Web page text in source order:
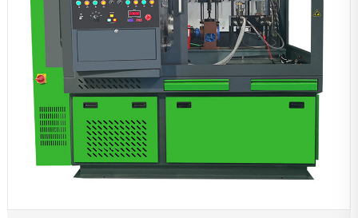
Otros bancos de pruebas
Máquina equilibradora
Productos de protección para automóviles
Equipo de diagnóstico
Rectificadora mandrinadora
Otros productos